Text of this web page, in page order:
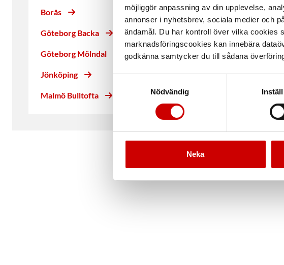
möjliggör anpassning av din upplevelse,
annonser i nyhetsbrev, sociala medier och
ändamål. Du har kontroll över vilka cookies
marknadsföringscookies kan innebära
godkänna samtycker du till sådana
Nödvändig
Neka
Borås
Göteborg Backa
Göteborg Mölndal
Jönköping
Malmö Bulltofta